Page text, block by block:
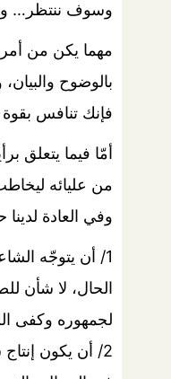
وسوف ننتظر…
مهما يكن من
بالوضوح
فإنك تنافس
أمّا فيما يتعلق
من عليائه
وفي العادة لدينا
1/ أن يتوجّه
الحال، لا شأن
لجمهوره وكفى
2/ أن يكون